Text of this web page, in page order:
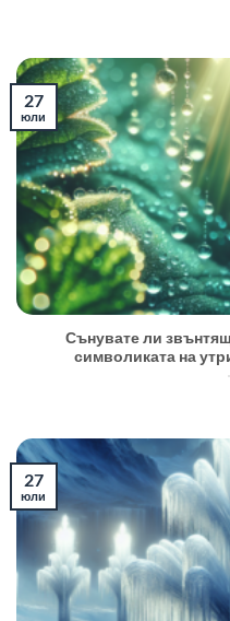
Сънувате ли
символиката на
27
юли
27
юли